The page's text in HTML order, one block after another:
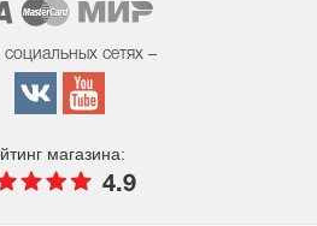
сетях –
магазина:
4.9